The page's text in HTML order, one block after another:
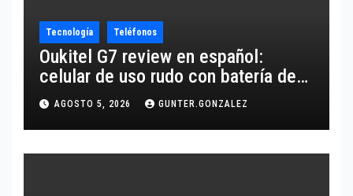
Tecnología Teléfonos
Oukitel G7 review en español:
celular de uso rudo con batería de
10,600 mAh
AGOSTO 5, 2026 GUNTER.GONZALEZ